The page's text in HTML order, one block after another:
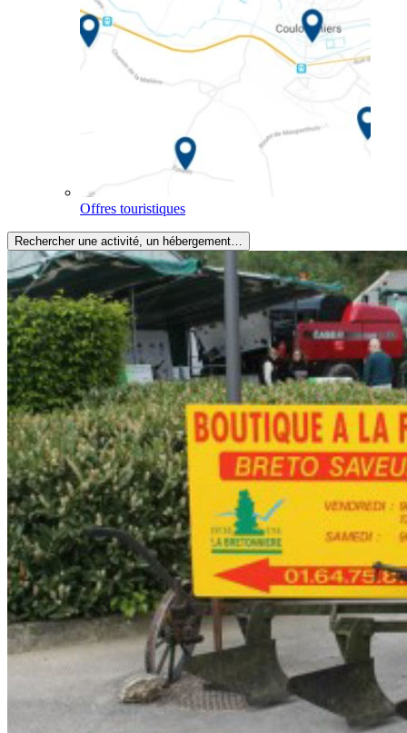
Offres touristiques
Rechercher une activité, un hébergement…